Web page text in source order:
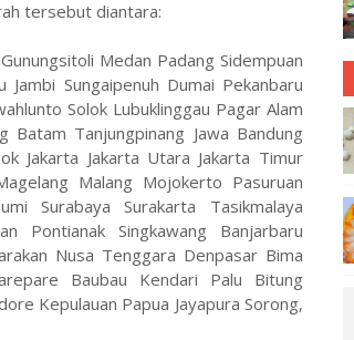
tersebut diantara:
Medan Padang Sidempuan
Sungaipenuh Dumai Pekanbaru
Solok Lubuklinggau Pagar Alam
Batam Tanjungpinang Jawa Bandung
Jakarta Jakarta Utara Jakarta Timur
Malang Mojokerto Pasuruan
Surabaya Surakarta Tasikmalaya
Pontianak Singkawang Banjarbaru
Nusa Tenggara Denpasar Bima
Baubau Kendari Palu Bitung
Kepulauan Papua Jayapura Sorong,